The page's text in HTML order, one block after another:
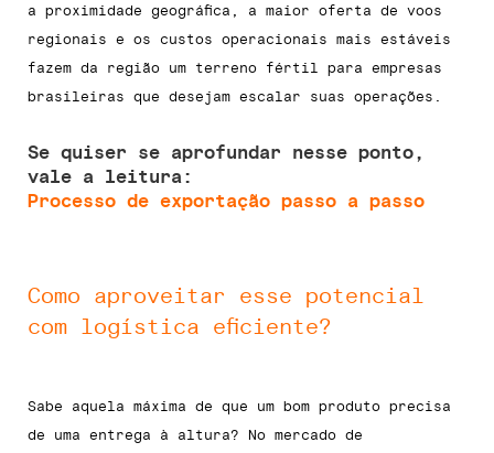
a proximidade geográfica, a maior oferta de voos
regionais e os custos operacionais mais estáveis
fazem da região um terreno fértil para empresas
brasileiras que desejam escalar suas operações.
Se quiser se aprofundar nesse ponto,
vale a leitura:
Processo de exportação passo a passo
Como aproveitar esse potencial
com logística eficiente?
Sabe aquela máxima de que um bom produto precisa
de uma entrega à altura? No mercado de